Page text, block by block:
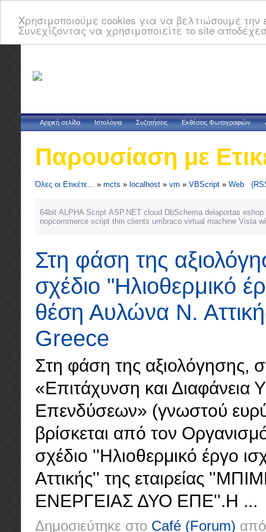
Χρησιμοποιούμε cookies για να βελτιώσουμε
Συνεχίζοντας να χρησιμοποιείτε το site
Αρχική σελίδα Ιστολόγια Συζητήσεις Εκθέσεις Φωτογραφιών
Παρουσίαση με
Όλες οι Ετικέτε... » mcts » localhost » vm » VBScript » Web
64bit ALPHA Script ASP.NET cloud DbSchema delaportas eshop
nopcommerce script thin clients umbraco virtual machine Vista
Στη φάση της
σχέδιο "Ηλιοθερμικό
θέση Αυλώνα Ν.
Greece
Στη φάση της αξιολόγησης,
«Επιτάχυνση και Διαφάνεια
Επενδύσεων» (γνωστού
βρίσκεται από τον
σχέδιο ''Ηλιοθερμικό έργο
Αττικής'' της εταιρείας
ΕΝΕΡΓΕΙΑΣ ΔΥΟ ΕΠΕ''.Η ...
Δημοσιεύτηκε στο Café (Forum)